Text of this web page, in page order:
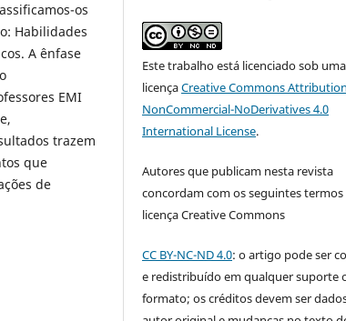
os
Habilidades
A ênfase
EMI
trazem
que
de
Este trabalho está licenciado sob uma
licençaCreative Commons
NonCommercial-NoDerivatives 4.0
International License.
Autores que publicam nesta revista
concordam com os seguintes termos
licença Creative Commons
CC BY-NC-ND 4.0: o artigo pode ser
e redistribuído em qualquer suporte
formato; os créditos devem ser